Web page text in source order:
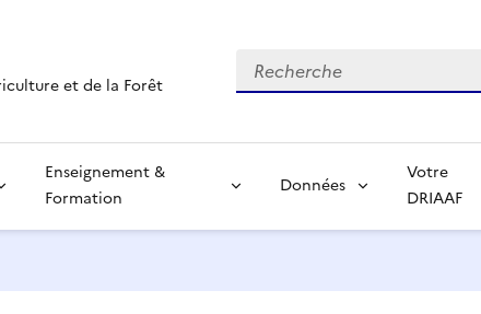
et de la Forêt
Recherche
Enseignement &
Formation
Données
Votre
DRIAAF